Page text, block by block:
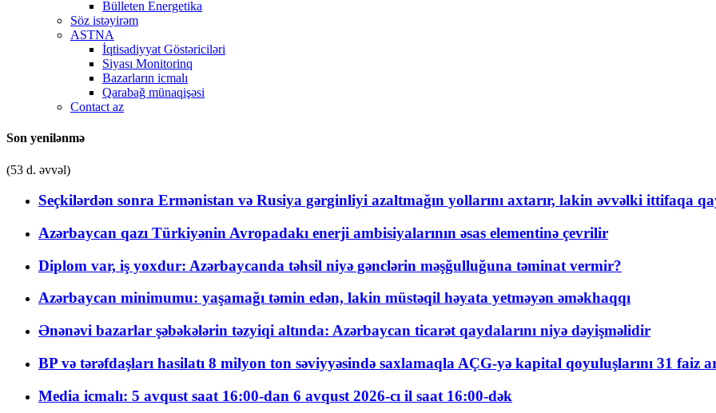
Bülleten Energetika
Söz istəyirəm
ASTNA
İqtisadiyyat Göstəriciləri
Siyası Monitorinq
Bazarların icmalı
Qarabağ münaqişəsi
Contact az
Son yenilənmə
(53 d. əvvəl)
Seçkilərdən sonra Ermənistan və Rusiya gərginliyi azaltmağın yollarını axtarır, lakin əvvəlki ittifaqa
Azərbaycan qazı Türkiyənin Avropadakı enerji ambisiyalarının əsas elementinə çevrilir
Diplom var, iş yoxdur: Azərbaycanda təhsil niyə gənclərin məşğulluğuna təminat vermir?
Azərbaycan minimumu: yaşamağı təmin edən, lakin müstəqil həyata yetməyən əməkhaqqı
Ənənəvi bazarlar şəbəkələrin təzyiqi altında: Azərbaycan ticarət qaydalarını niyə dəyişməlidir
BP və tərəfdaşları hasilatı 8 milyon ton səviyyəsində saxlamaqla AÇG-yə kapital qoyuluşlarını 31 faiz
Media icmalı: 5 avqust saat 16:00-dan 6 avqust 2026-cı il saat 16:00-dək